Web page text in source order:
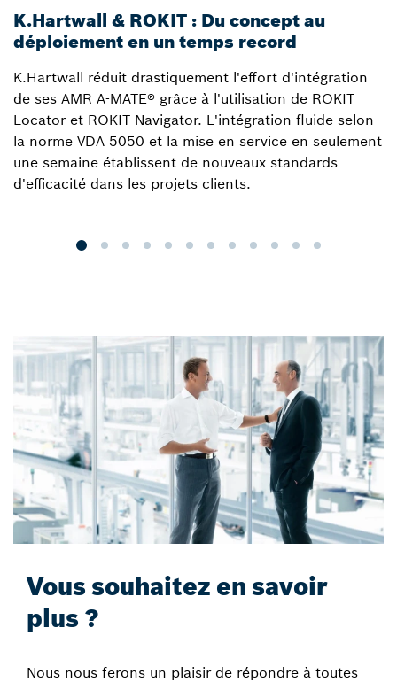
K.Hartwall & ROKIT : Du concept au
déploiement en un temps record
K.Hartwall réduit drastiquement l'effort d'intégration
de ses AMR A-MATE® grâce à l'utilisation de ROKIT
Locator et ROKIT Navigator. L'intégration fluide selon
la norme VDA 5050 et la mise en service en seulement
une semaine établissent de nouveaux standards
d'efficacité dans les projets clients.
Vous souhaitez en savoir
plus ?
Nous nous ferons un plaisir de répondre à toutes